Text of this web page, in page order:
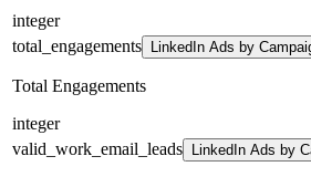
integer
total_engagements
LinkedIn Ads by
Total Engagements
integer
valid_work_email_leads
LinkedIn Ads by